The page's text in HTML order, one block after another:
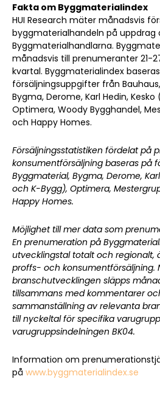
Fakta om Byggmaterialindex
HUI Research mäter månadsvis
byggmaterialhandeln på uppdrag
Byggmaterialhandlarna.
månadsvis till prenumeranter 21-
kvartal. Byggmaterialindex
försäljningsuppgifter från
Bygma, Derome, Karl Hedin,
Optimera, Woody Bygghandel,
och Happy Homes.
Försäljningsstatistiken fördelat på
konsumentförsäljning baseras på
Byggmaterial, Bygma, Derome,
och K-Bygg), Optimera,
Happy Homes.
Möjlighet till mer data som
En prenumeration på
utvecklingstal totalt och regionalt,
proffs- och konsumentförsäljning.
branschutvecklingen släpps
tillsammans med kommentarer
sammanställning av relevanta
till nyckeltal för specifika
varugruppsindelningen BK04.
Information om
på www.byggmaterialindex.se